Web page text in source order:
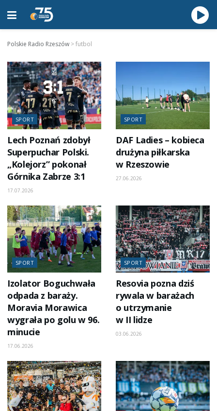
Polskie Radio Rzeszów >futbol
SPORT
Lech Poznań zdobył
Superpuchar Polski.
„Kolejorz” pokonał
Górnika Zabrze 3:1
17.07.2026
SPORT
DAF Ladies – kobieca
drużyna piłkarska
w Rzeszowie
27.06.2026
SPORT
Izolator Boguchwała
odpada z baraży.
Moravia Morawica
wygrała po golu w 96.
minucie
17.06.2026
SPORT
Resovia pozna dziś
rywala w barażach
o utrzymanie
w II lidze
03.06.2026